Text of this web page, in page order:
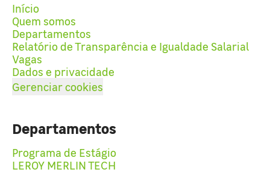
Início
Quem somos
Departamentos
Relatório de Transparência e Igualdade Salarial
Vagas
Dados e privacidade
Gerenciar cookies
Departamentos
Programa de Estágio
LEROY MERLIN TECH